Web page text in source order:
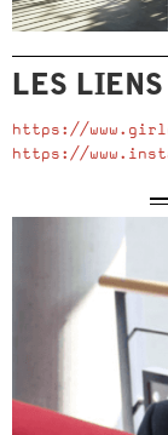
LES LIENS
https://
https://